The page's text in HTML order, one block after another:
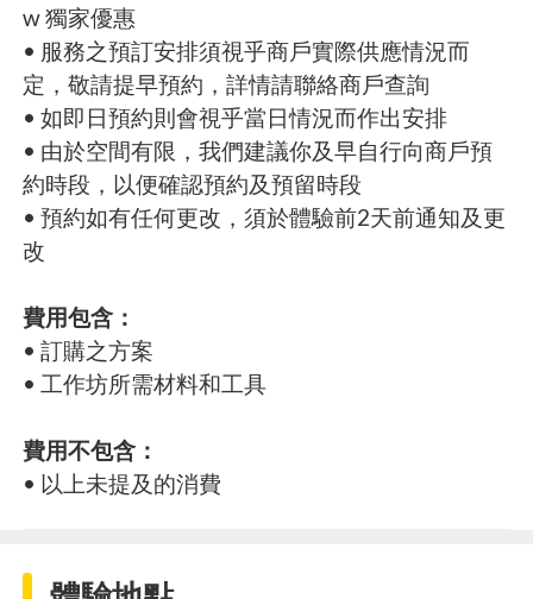
w 獨家優惠
• 服務之預訂安排須視乎商戶實際供應情況而
定，敬請提早預約，詳情請聯絡商戶查詢
• 如即日預約則會視乎當日情況而作出安排
• 由於空間有限，我們建議你及早自行向商戶預
約時段，以便確認預約及預留時段
• 預約如有任何更改，須於體驗前2天前通知及更
改
費用包含：
• 訂購之方案
• 工作坊所需材料和工具
費用不包含：
• 以上未提及的消費